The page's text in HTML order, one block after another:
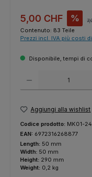
Prezzo di vendita:
5,00 CHF %
Contenuto: 83 Teile
Prezzi incl. IVA più costi
Disponibile, tempi di
Aggiungi alla wishlist
Codice prodotto: MK01-
EAN: 6972316268877
Length: 50 mm
Width: 50 mm
Height: 290 mm
Weight: 0,2 kg